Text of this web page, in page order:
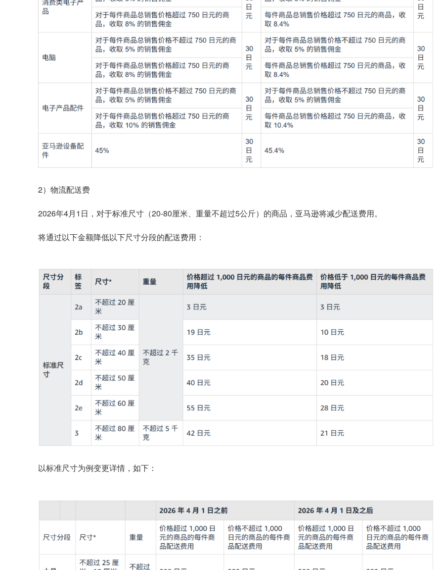
2）物流配送费
2026年4月1日，对于标准尺寸（20-80厘米、重量不超过5公斤）的商品，亚马逊将减少配送费用。
将通过以下金额降低以下尺寸分段的配送费用：
以标准尺寸为例变更详情，如下：